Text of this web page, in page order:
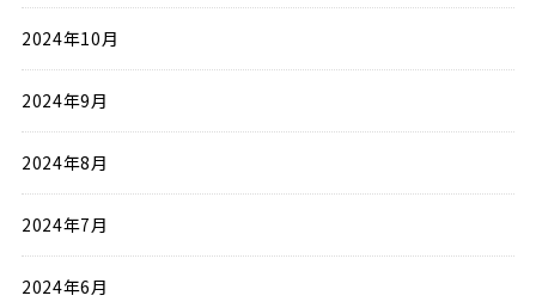
2024年10月
2024年9月
2024年8月
2024年7月
2024年6月